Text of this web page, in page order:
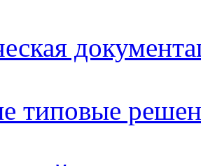
типовые